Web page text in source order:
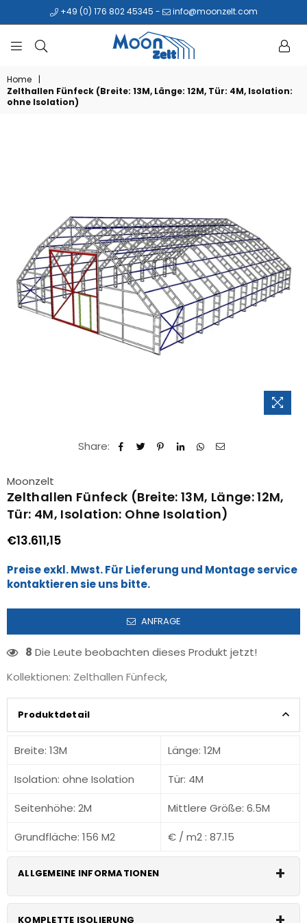
+49 (0) 176 802 45345 - info@moonzelt.com
MOONZELT
Home
|
Zelthallen Fünfeck (Breite: 13M, Länge: 12M, Tür: 4M, Isolation:
ohne Isolation)
Share:
Moonzelt
Zelthallen Fünfeck (Breite: 13M, Länge: 12M,
Tür: 4M, Isolation: Ohne Isolation)
Normaler
Preis
€13.611,15
Preise exkl. Mwst. Für Lieferung und Montage service
kontaktieren sie uns bitte.
ANFRAGE
8 Die Leute beobachten dieses Produkt jetzt!
Kollektionen: Zelthallen Fünfeck,
Produktdetail
Breite: 13M
Länge: 12M
Isolation: ohne Isolation
Tür: 4M
Seitenhöhe: 2M
Mittlere Größe: 6.5M
Grundfläche: 156 M2
€ / m2 : 87.15
ALLGEMEINE INFORMATIONEN
KlickenSie für Isolierungsdetails
KOMPLETTE ISOLIERUNG